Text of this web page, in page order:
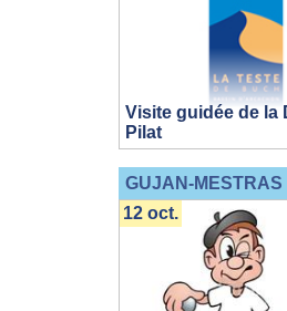
Visite guidée de la
Pilat
GUJAN-MESTRAS
12 oct.